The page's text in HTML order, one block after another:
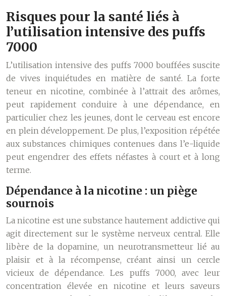
Risques pour la santé liés à
l’utilisation intensive des puffs
7000
L’utilisation intensive des puffs 7000 bouffées suscite
de vives inquiétudes en matière de santé. La forte
teneur en nicotine, combinée à l’attrait des arômes,
peut rapidement conduire à une dépendance, en
particulier chez les jeunes, dont le cerveau est encore
en plein développement. De plus, l’exposition répétée
aux substances chimiques contenues dans l’e-liquide
peut engendrer des effets néfastes à court et à long
terme.
Dépendance à la nicotine : un piège
sournois
La nicotine est une substance hautement addictive qui
agit directement sur le système nerveux central. Elle
libère de la dopamine, un neurotransmetteur lié au
plaisir et à la récompense, créant ainsi un cercle
vicieux de dépendance. Les puffs 7000, avec leur
concentration élevée en nicotine et leurs saveurs